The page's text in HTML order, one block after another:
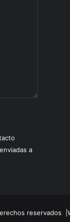
a
reservados